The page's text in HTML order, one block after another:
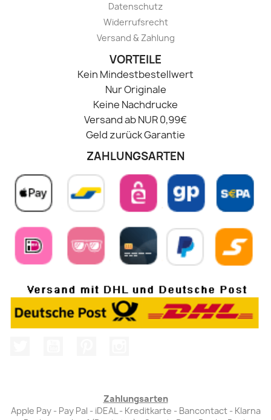
Datenschutz
Widerrufsrecht
Versand & Zahlung
VORTEILE
Kein Mindestbestellwert
Nur Originale
Keine Nachdrucke
Versand ab NUR 0,99€
Geld zurück Garantie
ZAHLUNGSARTEN
Zahlungsarten
Apple Pay - Pay Pal - iDEAL - Kreditkarte - Bancontact - Klarna